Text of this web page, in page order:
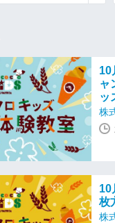
10
ャ
ッ
株
10
枚
株